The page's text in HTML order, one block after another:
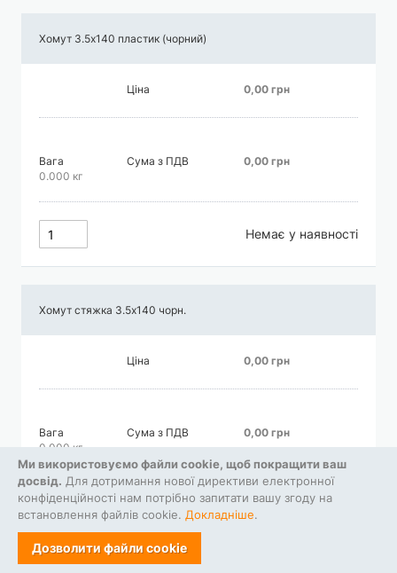
Ми використовуємо файли cookie, щоб покращити ваш
досвід. Для дотримання нової директиви електронної
конфіденційності нам потрібно запитати вашу згоду на
встановлення файлів cookie. Докладніше.
Дозволити файли cookie
Хомут 3.5х140 пластик (чорний)
Ціна 0,00 грн
Вага
0.000 кг
Сума з ПДВ 0,00 грн
Немає у наявності
Хомут стяжка 3.5х140 чорн.
Ціна 0,00 грн
Вага
0.000 кг
Сума з ПДВ 0,00 грн
Немає у наявності